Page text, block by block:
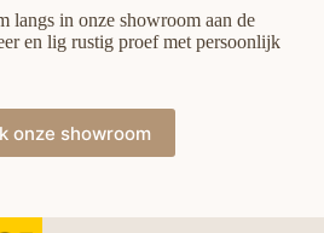
langs in onze showroom aan de
en lig rustig proef met persoonlijk
onze showroom